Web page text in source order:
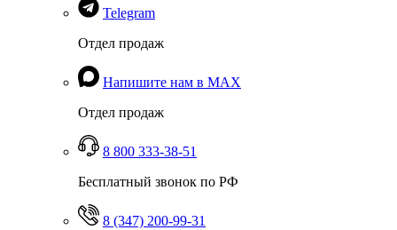
Telegram
Отдел продаж
Напишите нам в MAX
Отдел продаж
8 800 333-38-51
Бесплатный звонок по РФ
8 (347) 200-99-31